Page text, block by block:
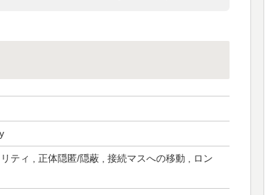
ティ , 正体隠匿/隠蔽 , 接続マスへの移動 , ロン